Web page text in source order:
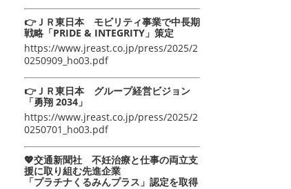
👉ＪＲ東日本 モビリティ事業で中長期
戦略「PRIDE & INTEGRITY」策定
https://www.jreast.co.jp/press/2025/2
0250909_ho03.pdf
👉ＪＲ東日本 グループ経営ビジョン
「勇翔 2034」
https://www.jreast.co.jp/press/2025/2
0250701_ho03.pdf
💖交通新聞社 不妊治療と仕事の両立支
援に取り組む先進企業
「プラチナくるみんプラス」認定を取得